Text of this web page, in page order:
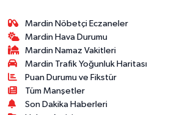
Mardin Nöbetçi Eczaneler
Mardin Hava Durumu
Mardin Namaz Vakitleri
Mardin Trafik Yoğunluk Haritası
Puan Durumu ve Fikstür
Tüm Manşetler
Son Dakika Haberleri